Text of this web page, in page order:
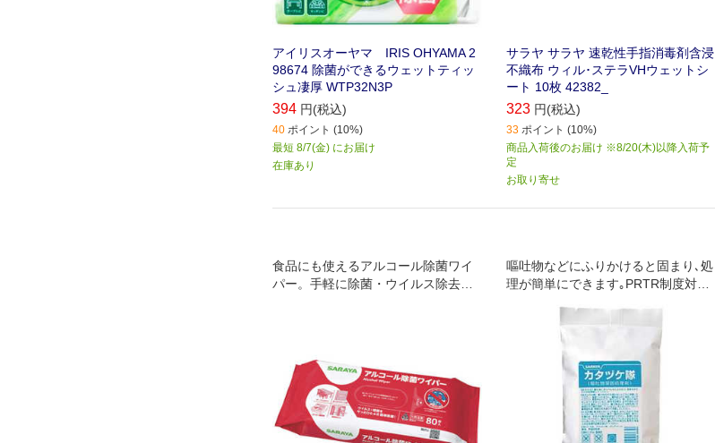
アイリスオーヤマ IRIS OHYAMA 2
98674 除菌ができるウェットティッ
シュ凄厚 WTP32N3P
394 円(税込)
40 ポイント (10%)
最短 8/7(金) にお届け
在庫あり
サラヤ サラヤ 速乾性手指消毒剤含浸
不織布 ウィル･ステラVHウェットシ
ート 10枚 42382_
323 円(税込)
33 ポイント (10%)
商品入荷後のお届け ※8/20(木)以降入荷予
定
お取り寄せ
食品にも使えるアルコール除菌ワイ
パー。手軽に除菌・ウイルス除去で
嘔吐物などにふりかけると固まり､処
理が簡単にできます｡PRTR制度対応